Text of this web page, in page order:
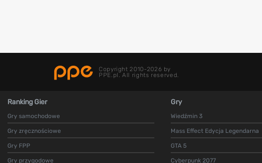
Copyright 2010-2026 by
PPE.pl. All rights reserved.
Ranking Gier
Gry samochodowe
Gry zręcznościowe
Gry FPP
Gry przygodowe
Gry
Wiedźmin 3
Mass Effect Edycja Legendarna
GTA 5
Cyberpunk 2077